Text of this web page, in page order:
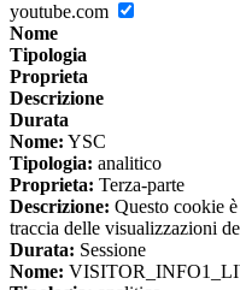
youtube.com
Nome
Tipologia
Proprieta
Descrizione
Durata
Nome: YSC
Tipologia: analitico
Proprieta: Terza-parte
Descrizione: Questo cookie
traccia delle visualizzazioni
Durata: Sessione
Nome: